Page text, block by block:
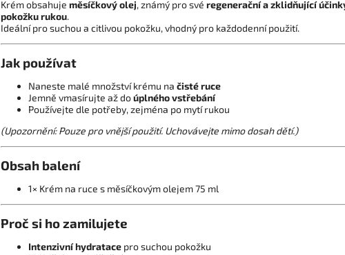
Krém obsahuje měsíčkový olej, známý pro své regenerační a zklidňující
pokožku rukou.
Ideální pro suchou a citlivou pokožku, vhodný pro každodenní použití.
Jak používat
Naneste malé množství krému na čisté ruce
Jemně vmasírujte až doúplného vstřebání
Používejte dle potřeby, zejména po mytí rukou
(Upozornění: Pouze pro vnější použití. Uchovávejte mimo dosah dětí.)
Obsah balení
1× Krém na ruce s měsíčkovým olejem 75 ml
Proč si ho zamilujete
Intenzivní hydratace pro suchou pokožku